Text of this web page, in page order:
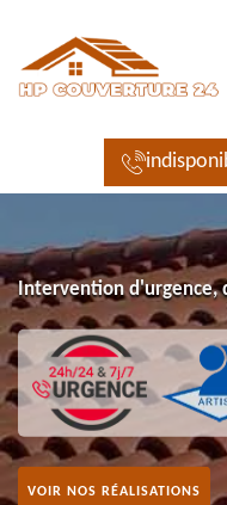
Intervention d'urgence,
VOIR NOS RÉALISATIONS